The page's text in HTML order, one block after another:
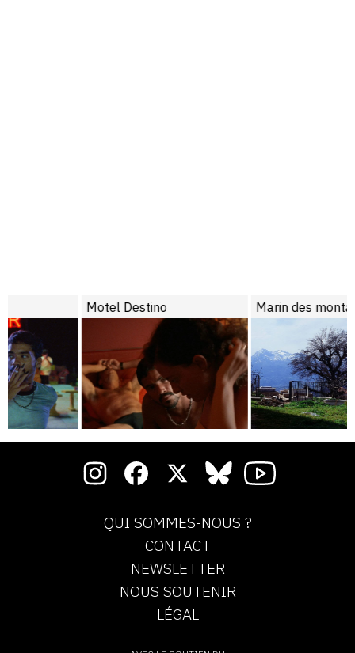
Motel Destino Marin des montagnes
QUI SOMMES-NOUS ?
CONTACT
NEWSLETTER
NOUS SOUTENIR
LÉGAL